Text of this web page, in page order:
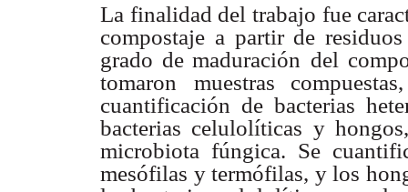
La finalidad del trabajo fue
compostaje a partir de residuos
grado de maduración del
tomaron
muestras
cuantificación de bacterias
bacterias celulolíticas y hongos,
microbiota fúngica. Se
mesófilas y termófilas, y los